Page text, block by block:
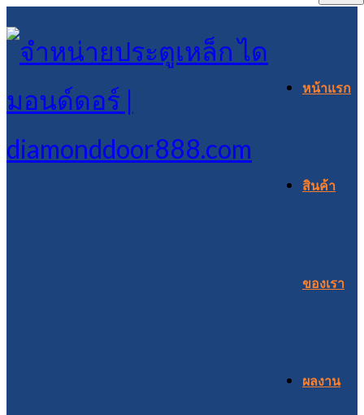
หน้าแรก
สินค้า
ของเรา
ผลงาน